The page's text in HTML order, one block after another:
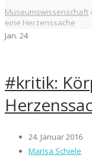
Museumswissenschaft
eine Herzenssache
Jan. 24
#kritik:
24. Januar 2016
Marisa Schiele